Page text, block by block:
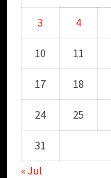
3 4
10 11
17 18
24 25
31
« Jul